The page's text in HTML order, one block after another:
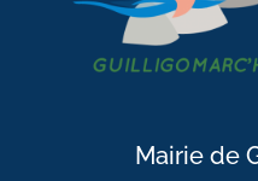
Mairie de